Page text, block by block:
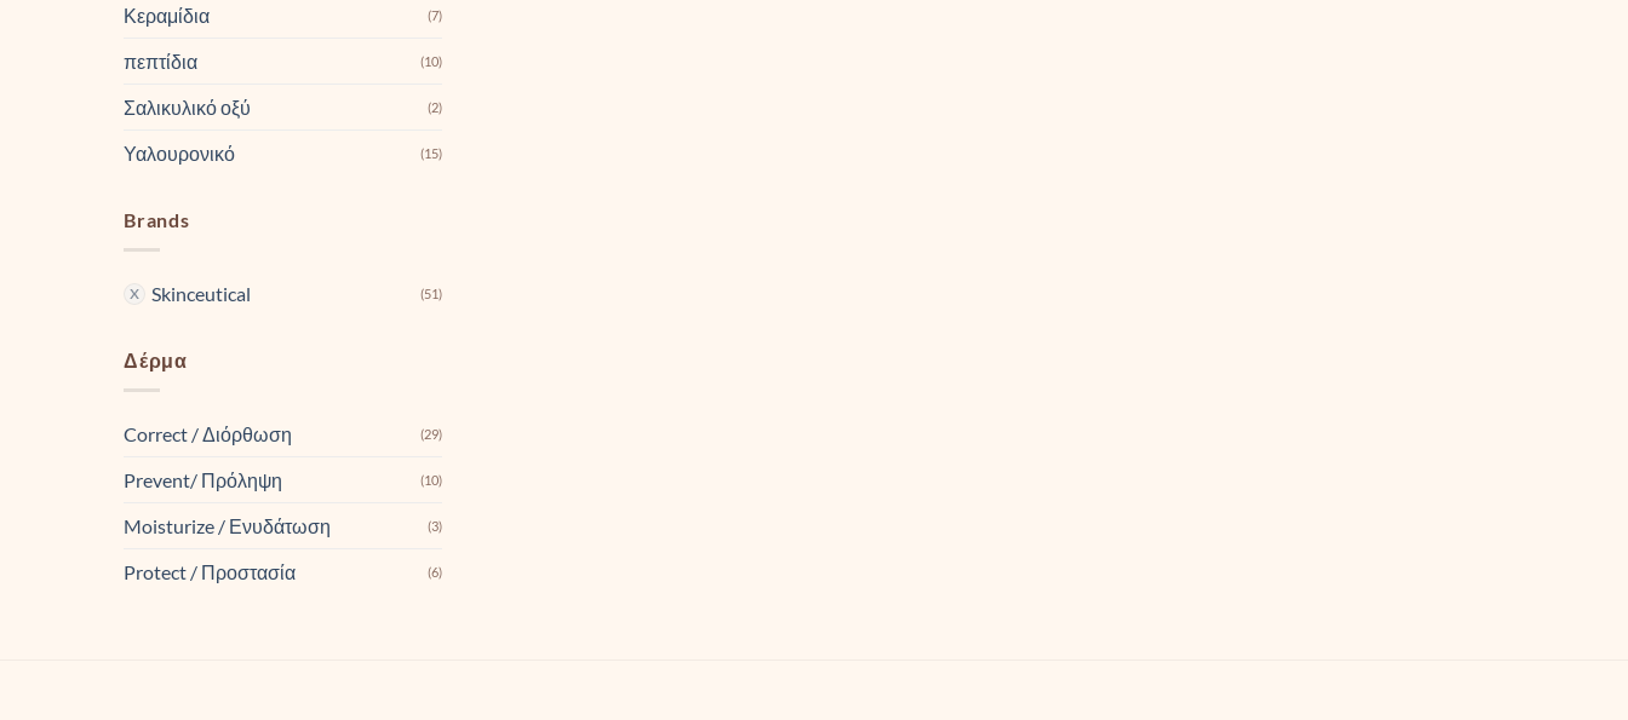
Κεραμίδια (7)
πεπτίδια (10)
Σαλικυλικό οξύ (2)
Υαλουρονικό (15)
Brands
Skinceutical (51)
Δέρμα
Correct / Διόρθωση (29)
Prevent/ Πρόληψη (10)
Moisturize / Ενυδάτωση (3)
Protect / Προστασία (6)